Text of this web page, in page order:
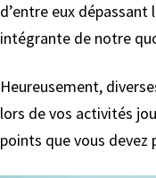
d’entre eux
intégrante de notre
Heureusement,
lors de vos activités
points que vous devez